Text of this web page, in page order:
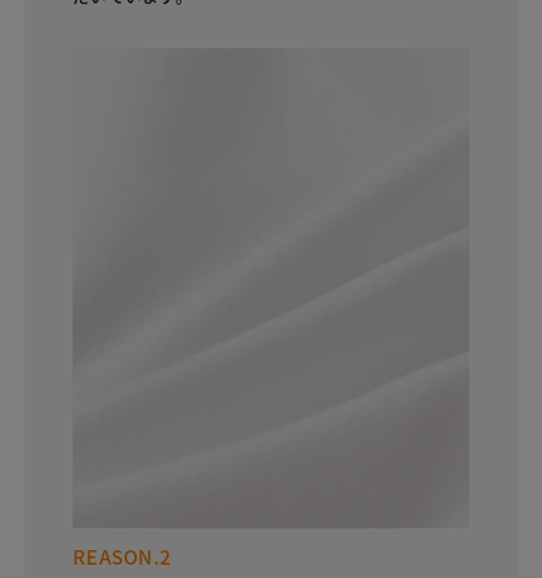
REASON.2